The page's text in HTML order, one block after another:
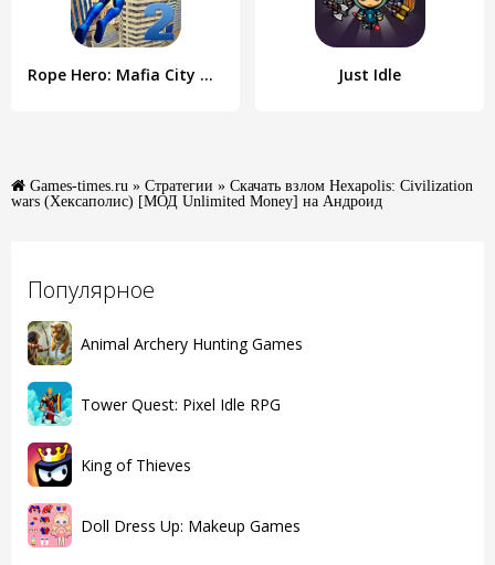
Популярное
Animal Archery Hunting Games
Tower Quest: Pixel Idle RPG
King of Thieves
Doll Dress Up: Makeup Games
Rope Hero: Mafia City Wars Just Idle
Games-times.ru » Стратегии » Скачать взлом Hexapolis: Civilization
wars (Хексаполис) [МОД Unlimited Money] на Андроид